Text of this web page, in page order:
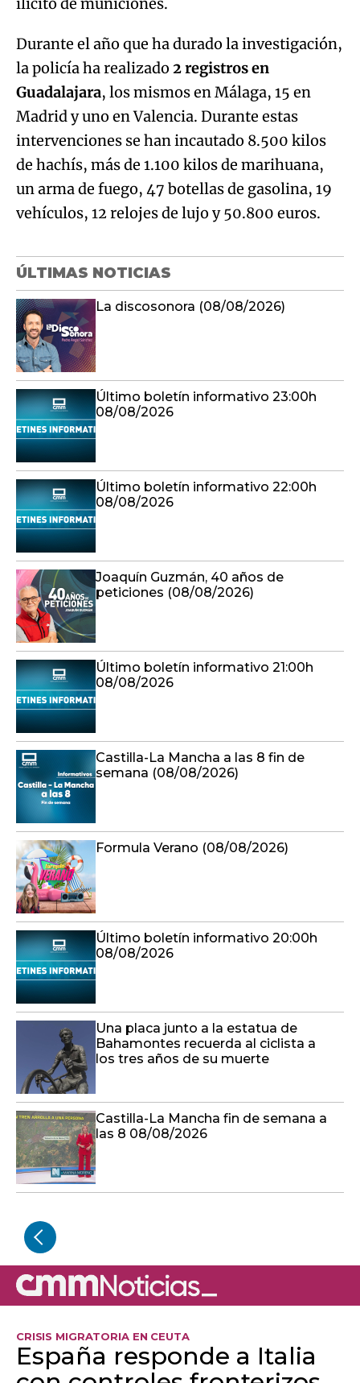
Durante el año que ha durado la investigación,
la policía ha realizado 2 registros en
Guadalajara, los mismos en Málaga, 15 en
Madrid y uno en Valencia. Durante estas
intervenciones se han incautado 8.500 kilos
de hachís, más de 1.100 kilos de marihuana,
un arma de fuego, 47 botellas de gasolina, 19
vehículos, 12 relojes de lujo y 50.800 euros.
ÚLTIMAS NOTICIAS
La discosonora (08/08/2026)
Último boletín informativo 23:00h
08/08/2026
Último boletín informativo 22:00h
08/08/2026
Joaquín Guzmán, 40 años de
peticiones (08/08/2026)
Último boletín informativo 21:00h
08/08/2026
Castilla-La Mancha a las 8 fin de
semana (08/08/2026)
Formula Verano (08/08/2026)
Último boletín informativo 20:00h
08/08/2026
Una placa junto a la estatua de
Bahamontes recuerda al ciclista a
los tres años de su muerte
Castilla-La Mancha fin de semana a
las 8 08/08/2026
CRISIS MIGRATORIA EN CEUTA
España responde a Italia